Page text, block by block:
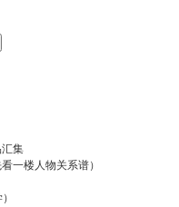
集
一楼人物关系谱）